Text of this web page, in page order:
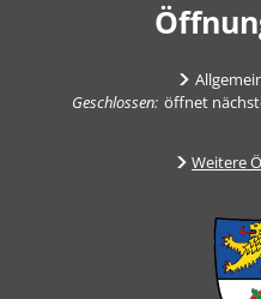
Klicken, um weitere
Geschlossen: öffnet
Weitere